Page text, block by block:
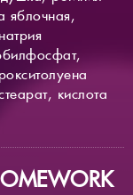
яблочная,
кислота